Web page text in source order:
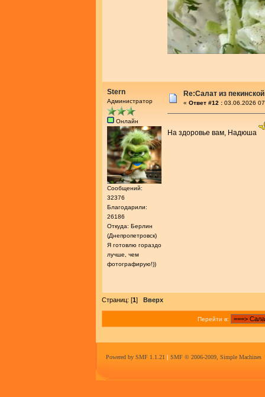
Stern
Администратор
Онлайн
Сообщений:
32376
Благодарили:
26186
Откуда: Берлин
(Днепропетровск)
Я готовлю гораздо
лучше, чем
фотографирую!))
Re:Салат из
« Ответ #12 : 03.06.2026
На здоровье вам, Надюша
Страниц: [1] Вверх
Перейти в:
Powered by SMF 1.1.21 | SMF © 2006-2009, Simple Machines